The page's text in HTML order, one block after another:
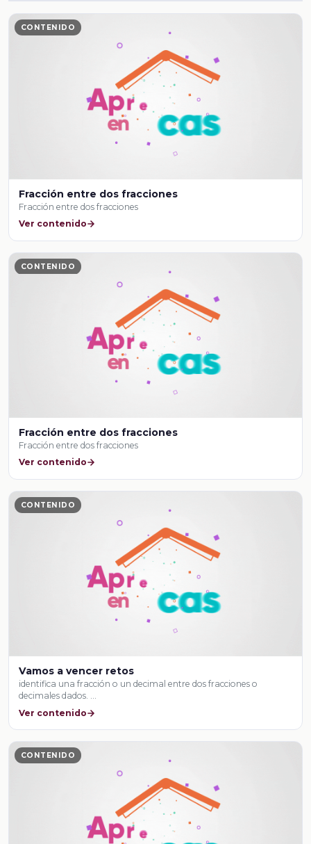
CONTENIDO
Fracción entre dos fracciones
Fracción entre dos fracciones
Ver contenido
CONTENIDO
Fracción entre dos fracciones
Fracción entre dos fracciones
Ver contenido
CONTENIDO
Vamos a vencer retos
identifica una fracción o un decimal entre dos fracciones o
decimales dados. …
Ver contenido
CONTENIDO